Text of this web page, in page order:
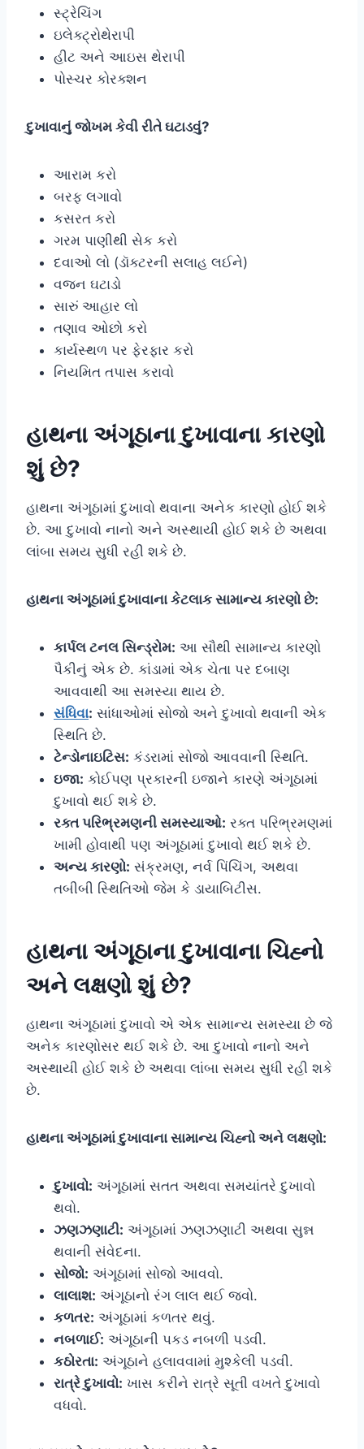
સ્ટ્રેચિંગ
ઇલેક્ટ્રોથેરાપી
હીટ અને આઇસ થેરાપી
પોસ્ચર કોરક્શન
દુખાવાનું જોખમ કેવી રીતે ઘટાડવું?
આરામ કરો
બરફ લગાવો
કસરત કરો
ગરમ પાણીથી સેક કરો
દવાઓ લો (ડૉક્ટરની સલાહ લઈને)
વજન ઘટાડો
સારું આહાર લો
તણાવ ઓછો કરો
કાર્યસ્થળ પર ફેરફાર કરો
નિયમિત તપાસ કરાવો
હાથના અંગૂઠાના દુખાવાના કારણો
શું છે?
હાથના અંગૂઠામાં દુખાવો થવાના અનેક કારણો હોઈ શકે
છે. આ દુખાવો નાનો અને અસ્થાયી હોઈ શકે છે અથવા
લાંબા સમય સુધી રહી શકે છે.
હાથના અંગૂઠામાં દુખાવાના કેટલાક સામાન્ય કારણો છે:
કાર્પલ ટનલ સિન્ડ્રોમ: આ સૌથી સામાન્ય કારણો
પૈકીનું એક છે. કાંડામાં એક ચેતા પર દબાણ
આવવાથી આ સમસ્યા થાય છે.
સંધિવા: સાંધાઓમાં સોજો અને દુખાવો થવાની એક
સ્થિતિ છે.
ટેન્ડોનાઇટિસ: કંડરામાં સોજો આવવાની સ્થિતિ.
ઇજા: કોઈપણ પ્રકારની ઇજાને કારણે અંગૂઠામાં
દુખાવો થઈ શકે છે.
રક્ત પરિભ્રમણની સમસ્યાઓ: રક્ત પરિભ્રમણમાં
ખામી હોવાથી પણ અંગૂઠામાં દુખાવો થઈ શકે છે.
અન્ય કારણો: સંક્રમણ, નર્વ પિંચિંગ, અથવા
તબીબી સ્થિતિઓ જેમ કે ડાયાબિટીસ.
હાથના અંગૂઠાના દુખાવાના ચિહ્નો
અને લક્ષણો શું છે?
હાથના અંગૂઠામાં દુખાવો એ એક સામાન્ય સમસ્યા છે જે
અનેક કારણોસર થઈ શકે છે. આ દુખાવો નાનો અને
અસ્થાયી હોઈ શકે છે અથવા લાંબા સમય સુધી રહી શકે
છે.
હાથના અંગૂઠામાં દુખાવાના સામાન્ય ચિહ્નો અને લક્ષણો:
દુખાવો: અંગૂઠામાં સતત અથવા સમયાંતરે દુખાવો
થવો.
ઝણઝણાટી: અંગૂઠામાં ઝણઝણાટી અથવા સુન્ન
થવાની સંવેદના.
સોજો: અંગૂઠામાં સોજો આવવો.
લાલાશ: અંગૂઠાનો રંગ લાલ થઈ જવો.
કળતર: અંગૂઠામાં કળતર થવું.
નબળાઈ: અંગૂઠાની પકડ નબળી પડવી.
કઠોરતા: અંગૂઠાને હલાવવામાં મુશ્કેલી પડવી.
રાત્રે દુખાવો: ખાસ કરીને રાત્રે સૂતી વખતે દુખાવો
વધવો.